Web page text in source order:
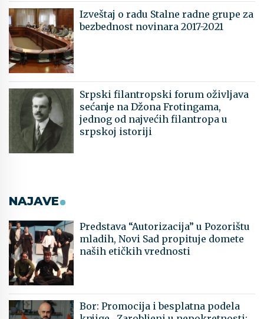
Izveštaj o radu Stalne radne grupe za
bezbednost novinara 2017-2021
Srpski filantropski forum oživljava
sećanje na Džona Frotingama,
jednog od najvećih filantropa u
srpskoj istoriji
NAJAVE
Predstava “Autorizacija” u Pozorištu
mladih, Novi Sad propituje domete
naših etičkih vrednosti
Bor: Promocija i besplatna podela